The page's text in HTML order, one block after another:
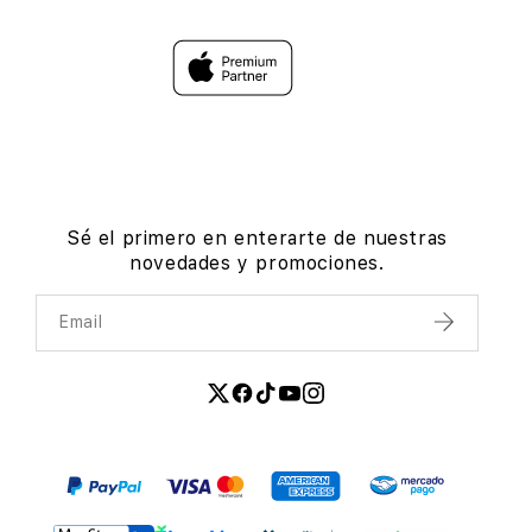
Sé el primero en enterarte de nuestras
novedades y promociones.
Email